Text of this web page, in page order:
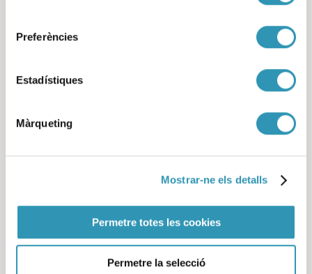
Preferències
Estadístiques
Màrqueting
Mostrar-ne els detalls
Permetre totes les cookies
Permetre la selecció
Documents relacionats
La salut i els seus
determinants en
l’alumnat adolescent 2025